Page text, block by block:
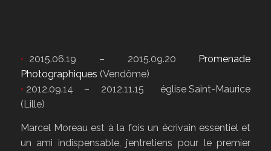
• 2015.06.19 – 2015.09.20 Promenade
Photographiques (Vendôme)
• 2012.09.14 – 2012.11.15 église Saint-Maurice
(Lille)
Marcel Moreau est à la fois un écrivain essentiel et
un ami indispensable, j’entretiens pour le premier